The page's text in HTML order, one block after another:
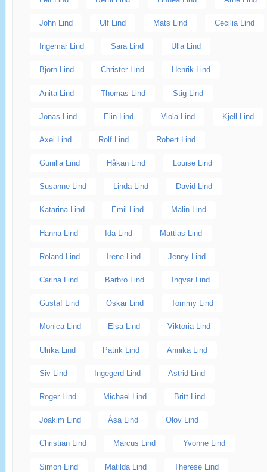
John Lind Ulf Lind Mats Lind Cecilia Lind
Ingemar Lind Sara Lind Ulla Lind
Björn Lind Christer Lind Henrik Lind
Anita Lind Thomas Lind Stig Lind
Jonas Lind Elin Lind Viola Lind Kjell Lind
Axel Lind Rolf Lind Robert Lind
Gunilla Lind Håkan Lind Louise Lind
Susanne Lind Linda Lind David Lind
Katarina Lind Emil Lind Malin Lind
Hanna Lind Ida Lind Mattias Lind
Roland Lind Irene Lind Jenny Lind
Carina Lind Barbro Lind Ingvar Lind
Gustaf Lind Oskar Lind Tommy Lind
Monica Lind Elsa Lind Viktoria Lind
Ulrika Lind Patrik Lind Annika Lind
Siv Lind Ingegerd Lind Astrid Lind
Roger Lind Michael Lind Britt Lind
Joakim Lind Åsa Lind Olov Lind
Christian Lind Marcus Lind Yvonne Lind
Simon Lind Matilda Lind Therese Lind